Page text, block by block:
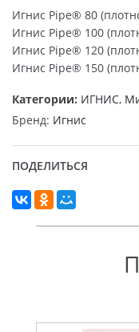
Игнис Pipe® 80
Игнис Pipe® 100
Игнис Pipe® 120
Игнис Pipe® 150
Категории: ИГНИС,
Бренд: Игнис
ПОДЕЛИТЬСЯ